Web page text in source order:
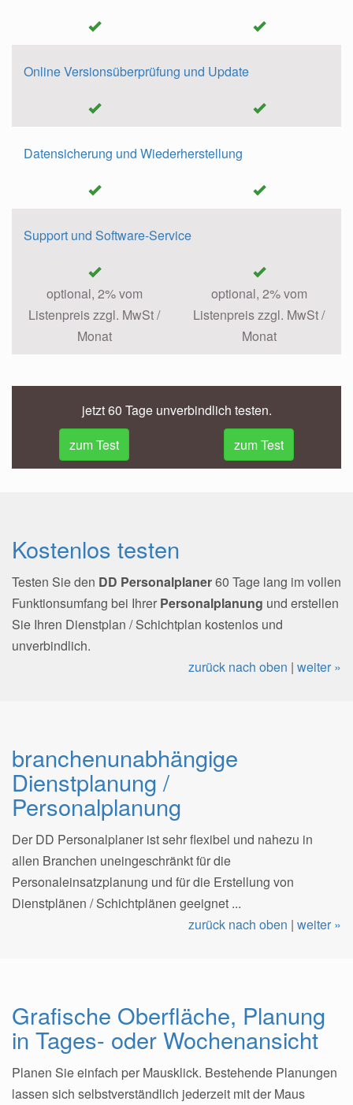
Online Versionsüberprüfung und Update
Datensicherung und Wiederherstellung
Support und Software-Service
optional, 2% vom
Listenpreis zzgl. MwSt /
Monat
optional, 2% vom
Listenpreis zzgl. MwSt /
Monat
jetzt 60 Tage unverbindlich testen.
zum Test
zum Test
Kostenlos testen
Testen Sie den DD Personalplaner60 Tage lang im vollen
Funktionsumfang bei Ihrer Personalplanung und erstellen
Sie Ihren Dienstplan / Schichtplan kostenlos und
unverbindlich.
zurück nach oben | weiter »
branchenunabhängige
Dienstplanung /
Personalplanung
Der DD Personalplaner ist sehr flexibel und nahezu in
allen Branchen uneingeschränkt für die
Personaleinsatzplanung und für die Erstellung von
Dienstplänen / Schichtplänen geeignet ...
zurück nach oben | weiter »
Grafische Oberfläche, Planung
in Tages- oder Wochenansicht
Planen Sie einfach per Mausklick. Bestehende Planungen
lassen sich selbstverständlich jederzeit mit der Maus